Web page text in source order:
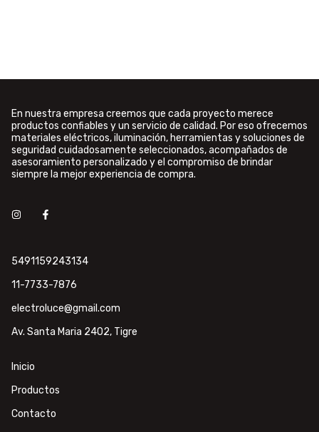
En nuestra empresa creemos que cada proyecto merece
productos confiables y un servicio de calidad. Por eso ofrecemos
materiales eléctricos, iluminación, herramientas y soluciones de
seguridad cuidadosamente seleccionados, acompañados de
asesoramiento personalizado y el compromiso de brindar
siempre la mejor experiencia de compra.
5491159243134
11-7733-7876
electroluce@gmail.com
Av. Santa Maria 2402, Tigre
Inicio
Productos
Contacto